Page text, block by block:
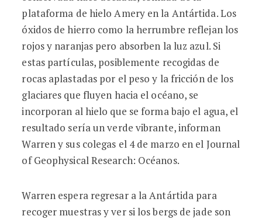
plataforma de hielo Amery en la Antártida. Los
óxidos de hierro como la herrumbre reflejan los
rojos y naranjas pero absorben la luz azul. Si
estas partículas, posiblemente recogidas de
rocas aplastadas por el peso y la fricción de los
glaciares que fluyen hacia el océano, se
incorporan al hielo que se forma bajo el agua, el
resultado sería un verde vibrante, informan
Warren y sus colegas el 4 de marzo en el Journal
of Geophysical Research: Océanos.
Warren espera regresar a la Antártida para
recoger muestras y ver si los bergs de jade son